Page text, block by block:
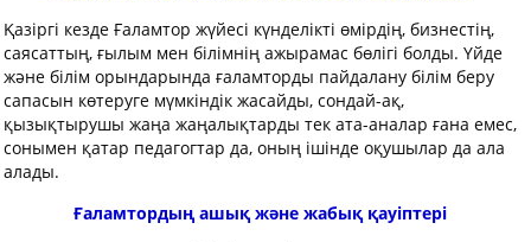
Қазіргі кезде Ғаламтор жүйесі күнделікті өмірдің, бизнестің,
саясаттың, ғылым мен білімнің ажырамас бөлігі болды. Үйде
және білім орындарында ғаламторды пайдалану білім беру
сапасын көтеруге мүмкіндік жасайды, сондай-ақ,
қызықтырушы жаңа жаңалықтарды тек ата-аналар ғана емес,
сонымен қатар педагогтар да, оның ішінде оқушылар да ала
алады.
Ғаламтордың ашық және жабық қауіптері